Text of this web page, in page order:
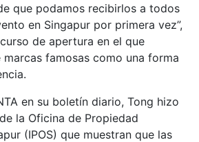
que podamos recibirlos a todos
en Singapur por primera vez”,
de apertura en el que
famosas como una forma
en su boletín diario, Tong hizo
la Oficina de Propiedad
(IPOS) que muestran que las